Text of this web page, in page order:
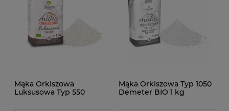
Mąka Orkiszowa
Luksusowa Typ 550
Mąka Orkiszowa Typ 1050
Demeter BIO 1 kg